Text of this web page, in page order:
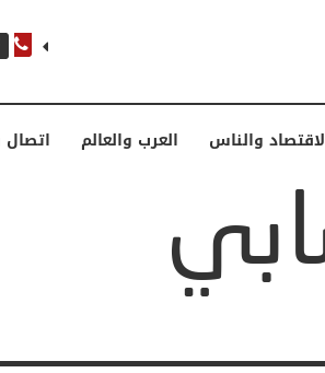
والناس العرب والعالم اتصال